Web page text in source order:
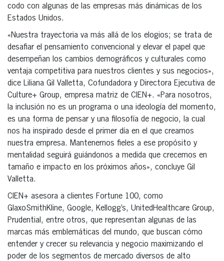
codo con algunas de las empresas más dinámicas de los
Estados Unidos.
«Nuestra trayectoria va más allá de los elogios; se trata de
desafiar el pensamiento convencional y elevar el papel que
desempeñan los cambios demográficos y culturales como
ventaja competitiva para nuestros clientes y sus negocios»,
dice Liliana Gil Valletta, Cofundadora y Directora Ejecutiva de
Culture+ Group, empresa matriz de CIEN+. «Para nosotros,
la inclusión no es un programa o una ideología del momento,
es una forma de pensar y una filosofía de negocio, la cual
nos ha inspirado desde el primer día en el que creamos
nuestra empresa. Mantenernos fieles a ese propósito y
mentalidad seguirá guiándonos a medida que crecemos en
tamaño e impacto en los próximos años», concluye Gil
Valletta.
CIEN+ asesora a clientes Fortune 100, como
GlaxoSmithKline, Google, Kellogg’s, UnitedHealthcare Group,
Prudential, entre otros, que representan algunas de las
marcas más emblemáticas del mundo, que buscan cómo
entender y crecer su relevancia y negocio maximizando el
poder de los segmentos de mercado diversos de alto